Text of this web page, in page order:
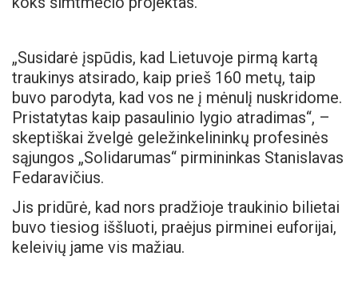
„Susidarė įspūdis, kad Lietuvoje pirmą kartą
traukinys atsirado, kaip prieš 160 metų, taip
buvo parodyta, kad vos ne į mėnulį nuskridome.
Pristatytas kaip pasaulinio lygio atradimas“, –
skeptiškai žvelgė geležinkelininkų profesinės
sąjungos „Solidarumas“ pirmininkas Stanislavas
Fedaravičius.
Jis pridūrė, kad nors pradžioje traukinio bilietai
buvo tiesiog iššluoti, praėjus pirminei euforijai,
keleivių jame vis mažiau.